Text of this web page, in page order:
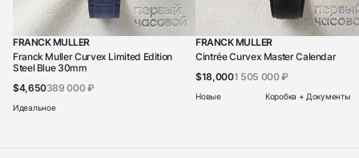
FRANCK MULLER
Franck Muller Curvex Limited Edition
Steel Blue 30mm
$4,650389 000 ₽
Идеальное
FRANCK MULLER
Cintrée Curvex Master Calendar
$18,0001 505 000 ₽
Новые Коробка + Документы